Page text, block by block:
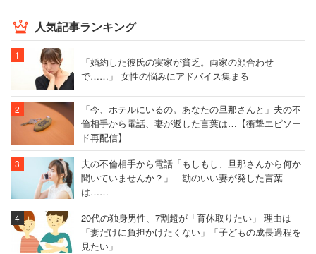
人気記事ランキング
「婚約した彼氏の実家が貧乏。両家の顔合わせ
で……」 女性の悩みにアドバイス集まる
「今、ホテルにいるの。あなたの旦那さんと」夫の不
倫相手から電話、妻が返した言葉は…【衝撃エピソー
ド再配信】
夫の不倫相手から電話「もしもし、旦那さんから何か
聞いていませんか？」 勘のいい妻が発した言葉
は……
20代の独身男性、7割超が「育休取りたい」 理由は
「妻だけに負担かけたくない」「子どもの成長過程を
見たい」